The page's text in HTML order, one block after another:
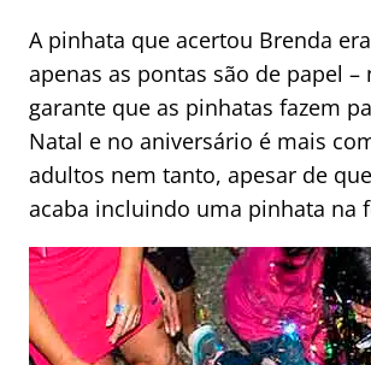
A pinhata que acertou Brenda
apenas as pontas são de papel
garante que as pinhatas fazem
Natal e no aniversário é mais
adultos nem tanto, apesar de
acaba incluindo uma pinhata na